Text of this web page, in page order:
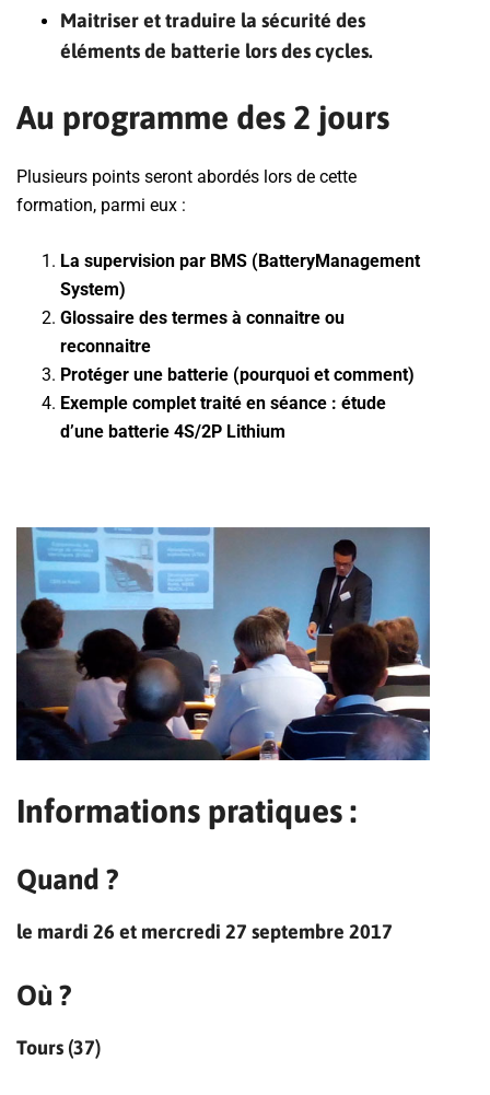
Maitriser et traduire la sécurité des
éléments de batterie lors des cycles.
Au programme des 2 jours
Plusieurs points seront abordés lors de cette
formation, parmi eux :
La supervision par BMS (BatteryManagement
System)
Glossaire des termes à connaitre ou
reconnaitre
Protéger une batterie (pourquoi et comment)
Exemple complet traité en séance : étude
d’une batterie 4S/2P Lithium
Informations pratiques :
Quand ?
le mardi 26 et mercredi 27 septembre 2017
Où ?
Tours (37)